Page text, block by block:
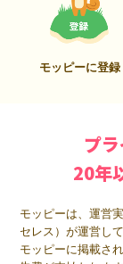
モッピーに登録
プ
20年
モッピーは、運営
セレス）が運営して
モッピーに掲載さ